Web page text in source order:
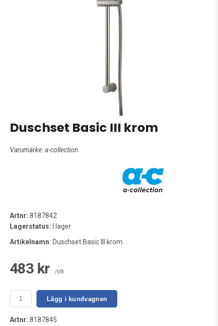
Duschset Basic III krom
Varumärke:a-collection
Artnr: 8187842
Lagerstatus: I lager
Artikelnamn: Duschset Basic III krom
483 kr /stk
Lägg i kundvagnen
Artnr: 8187845